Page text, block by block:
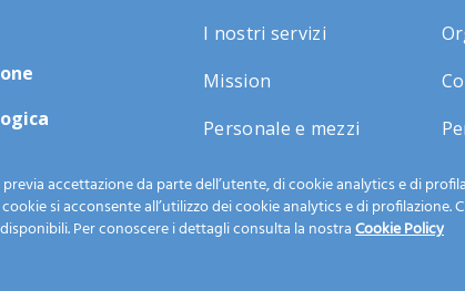
I nostri servizi
Mission
Personale e mezzi
Modulistica
Lavora con noi
accettazione da parte dell’utente, di cookie analytics e di
si acconsente all’utilizzo dei cookie analytics e di
Per conoscere i dettagli consulta la nostraCookie Policy